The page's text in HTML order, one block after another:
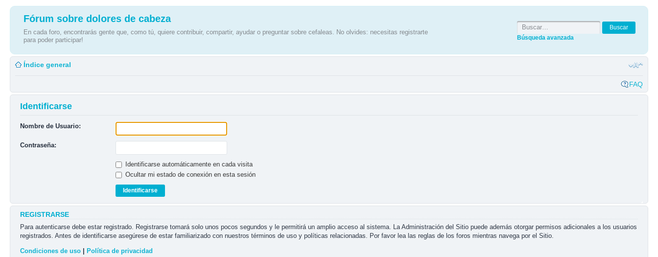
Fórum sobre dolores de cabeza
En cada foro, encontrarás gente que, como tú, quiere contribuir, compartir, ayudar o preguntar sobre cefaleas. No olvides: necesitas registrarte
para poder participar!
Búsqueda avanzada
Índice general
FAQ
Identificarse
Nombre de Usuario:
Contraseña:
Identificarse automáticamente en cada visita
Ocultar mi estado de conexión en esta sesión
REGISTRARSE
Para autenticarse debe estar registrado. Registrarse tomará solo unos pocos segundos y le permitirá un amplio acceso al sistema. La Administración del Sitio puede además otorgar permisos adicionales a los usuarios
registrados. Antes de identificarse asegúrese de estar familiarizado con nuestros términos de uso y políticas relacionadas. Por favor lea las reglas de los foros mientras navega por el Sitio.
Condiciones de uso Política de privacidad